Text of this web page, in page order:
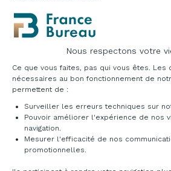
Nous respectons votre
Plateforme de Gestion du
Ce que vous faites, pas qui vous êtes. Les
nécessaires au bon fonctionnement de
permettent de :
Surveiller les erreurs techniques sur
Pouvoir améliorer l'expérience de nos
navigation.
Mesurer l'efficacité de nos
promotionnelles.
Axeptio consent
DÉCLINAISONS & TARIFS
Accédez au catalogue ci-
les multitudes de possibilités
gamme. Pour toutes
complémentaires, veuillez nous